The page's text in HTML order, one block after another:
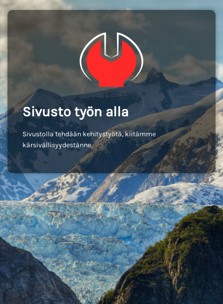
Sivusto työn alla
Sivustolla tehdään kehitystyötä, kiitämme
kärsivällisyydestänne.